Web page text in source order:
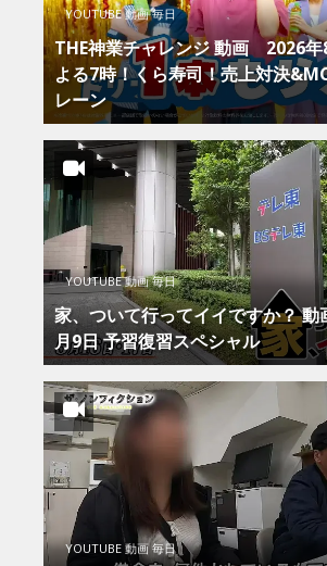
YOUTUBE 動画 毎日
THE神業チャレンジ 動画 2026年
よる7時！くら寿司！売上対決
レーン
YOUTUBE 動画 毎日
家、ついて行ってイイですか？
月9日 予習復習スペシャル
YOUTUBE 動画 毎日